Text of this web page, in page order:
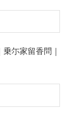
尓家留香問｜